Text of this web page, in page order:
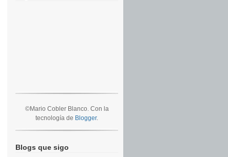
©Mario Cobler Blanco. Con la
tecnología de Blogger.
Blogs que sigo